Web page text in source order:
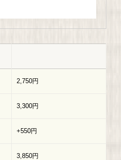
2,750円
3,300円
+550円
3,850円